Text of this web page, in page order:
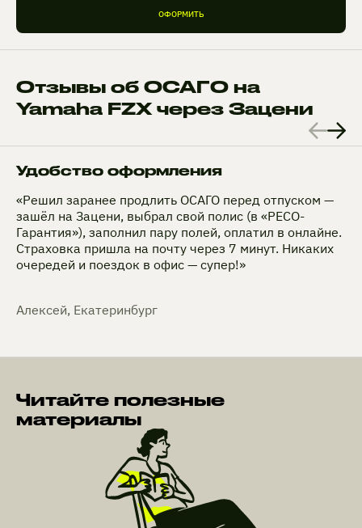
ОФОРМИТЬ
Отзывы об ОСАГО на
Yamaha FZX через Зацени
Удобство оформления
«Решил заранее продлить ОСАГО перед отпуском —
зашёл на Зацени, выбрал свой полис (в «РЕСО-
Гарантия»), заполнил пару полей, оплатил в онлайне.
Страховка пришла на почту через 7 минут. Никаких
очередей и поездок в офис — супер!»
Алексей, Екатеринбург
Читайте полезные
материалы